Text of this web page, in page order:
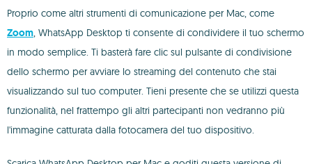
Proprio come altri strumenti di comunicazione per Mac, come
Zoom, WhatsApp Desktop ti consente di condividere il tuo schermo
in modo semplice. Ti basterà fare clic sul pulsante di condivisione
dello schermo per avviare lo streaming del contenuto che stai
visualizzando sul tuo computer. Tieni presente che se utilizzi questa
funzionalità, nel frattempo gli altri partecipanti non vedranno più
l'immagine catturata dalla fotocamera del tuo dispositivo.